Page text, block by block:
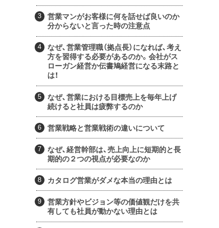
営業マンがお客様に何を話せば良いのか
分からないと言った時の注意点
なぜ、営業管理職（拠点長）になれば、考え
方を習得する必要があるのか。会社がス
ローガン経営か伝書鳩経営になる末路と
は！
なぜ、営業における目標売上を毎年上げ
続けると社員は疲弊するのか
営業戦略と営業戦術の違いについて
なぜ、経営幹部は、売上向上に短期的と長
期的の２つの視点が必要なのか
カタログ営業がダメな本当の理由とは
営業方針やビジョン等の価値観だけを共
有しても社員が動かない理由とは